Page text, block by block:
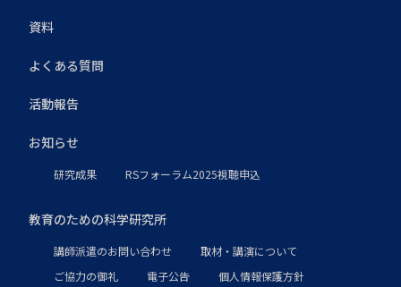
資料
よくある質問
活動報告
お知らせ
研究成果 RSフォーラム2025視聴申込
教育のための科学研究所
講師派遣のお問い合わせ
取材・講演について
ご協力の御礼
電子公告 個人情報保護方針